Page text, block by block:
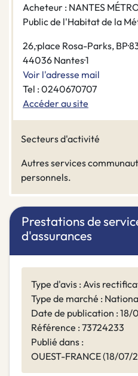
Acheteur : NANTES
Public de l'Habitat de la
26,·place Rosa-Parks,
44036 Nantes·1
Voir l'adresse mail
Tel : 0240670707
Accéder au site
Secteurs d'activité
Autres services
personnels.
Prestations de
d'assurances
Type d'avis : Avis
Type de marché :
Date de publication : 18/
Référence : 73724233
Publié dans :
OUEST-FRANCE (18/07/